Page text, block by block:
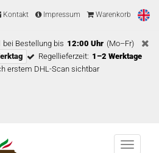
Kontakt Impressum Warenkorb
bei Bestellung bis 12:00 Uhr (Mo–Fr)
Regellieferzeit: 1–2 Werktage
erstem DHL-Scan sichtbar
Menu